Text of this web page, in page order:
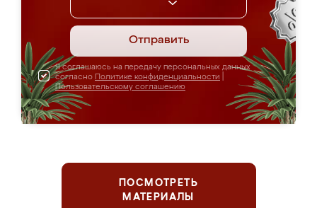
Отправить
Я соглашаюсь на передачу персональных данных
согласно Политике конфиденциальности
Пользовательскому соглашению
ПОСМОТРЕТЬ
МАТЕРИАЛЫ